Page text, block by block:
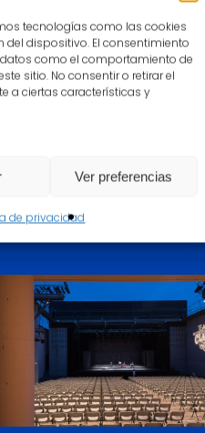
tecnologías como las cookies
dispositivo. El consentimiento
como el comportamiento de
sitio. No consentir o retirar el
a ciertas características y
Ver preferencias
de privacidad